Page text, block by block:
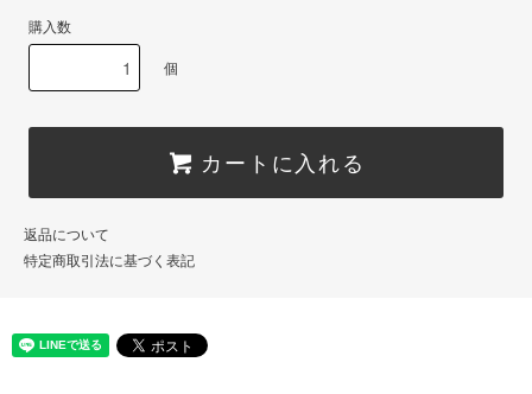
購入数
個
カートに入れる
返品について
特定商取引法に基づく表記